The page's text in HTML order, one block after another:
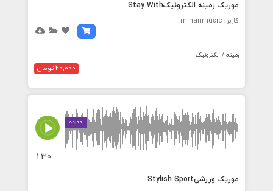
موزیک زمینه الکترونیکStay With
کاربر: mihanmusic
زمینه / الکترونیک
20,000 تومان
00:00
1:30
موزیک ورزشیStylish Sport